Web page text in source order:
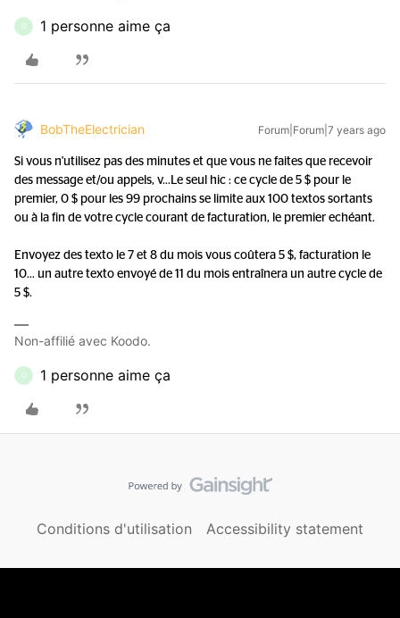
O 1 personne aime ça
BobTheElectrician Forum|Forum|7 years ago
Si vous n'utilisez pas des minutes et que vous ne faites que recevoir
des message et/ou appels, v...Le seul hic : ce cycle de 5 $ pour le
premier, 0 $ pour les 99 prochains se limite aux 100 textos sortants
ou à la fin de votre cycle courant de facturation, le premier echéant.
Envoyez des texto le 7 et 8 du mois vous coûtera 5 $, facturation le
10... un autre texto envoyé de 11 du mois entraînera un autre cycle de
5 $.
Non-affilié avec Koodo.
O 1 personne aime ça
Conditions d'utilisation Accessibility statement